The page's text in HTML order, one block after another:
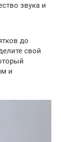
звука и
до
свой
и